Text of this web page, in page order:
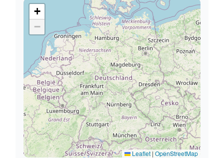
+
−
Leaflet | OpenStreetMap